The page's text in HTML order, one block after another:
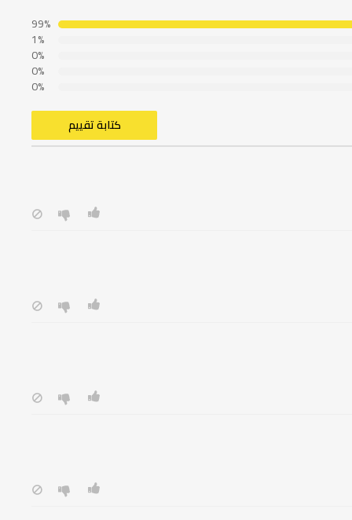
99%
1%
0%
0%
0%
كتابة تقييم